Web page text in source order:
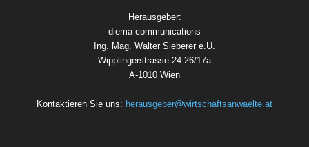
Herausgeber:
diema communications
Ing. Mag. Walter Sieberer e.U.
Wipplingerstrasse 24-26/17a
A-1010 Wien
Kontaktieren Sie uns: herausgeber@wirtschaftsanwaelte.at